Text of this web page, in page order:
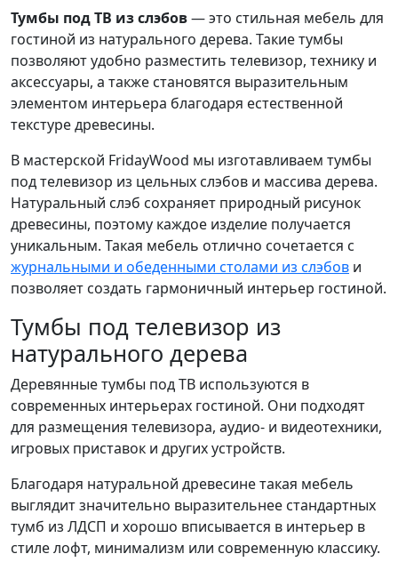
Тумбы под ТВ из слэбов— это стильная мебель для
гостиной из натурального дерева. Такие тумбы
позволяют удобно разместить телевизор, технику и
аксессуары, а также становятся выразительным
элементом интерьера благодаря естественной
текстуре древесины.
В мастерской FridayWood мы изготавливаем тумбы
под телевизор из цельных слэбов и массива дерева.
Натуральный слэб сохраняет природный рисунок
древесины, поэтому каждое изделие получается
уникальным. Такая мебель отлично сочетается с
журнальными и обеденными столами из слэбов и
позволяет создать гармоничный интерьер гостиной.
Тумбы под телевизор из
натурального дерева
Деревянные тумбы под ТВ используются в
современных интерьерах гостиной. Они подходят
для размещения телевизора, аудио- и видеотехники,
игровых приставок и других устройств.
Благодаря натуральной древесине такая мебель
выглядит значительно выразительнее стандартных
тумб из ЛДСП и хорошо вписывается в интерьер в
стиле лофт, минимализм или современную классику.